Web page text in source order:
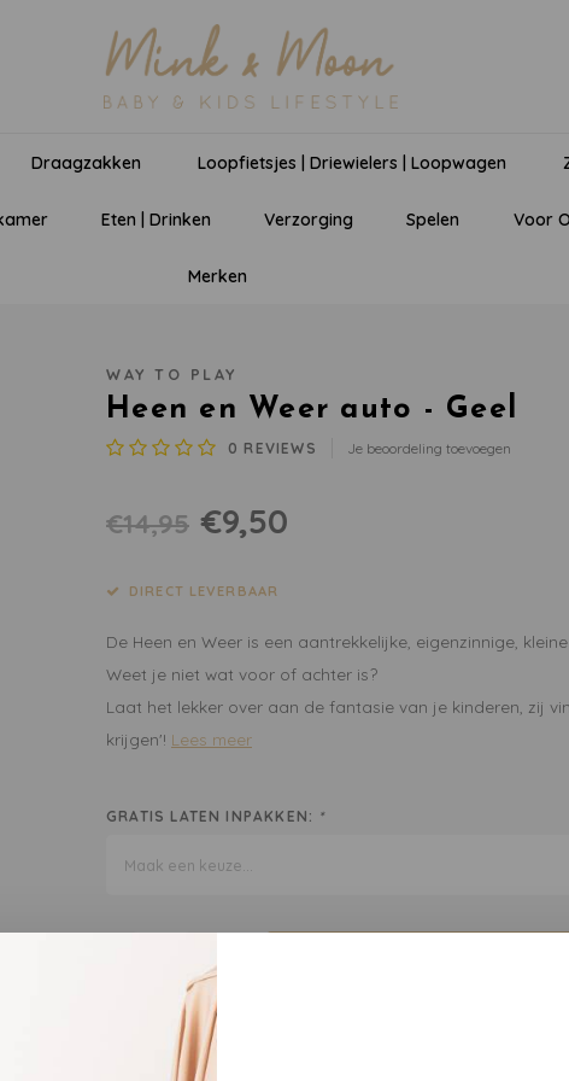
Draagzakken Loopfietsjes | Driewielers | Loopwagen
Eten | Drinken Verzorging Spelen Voor
Merken
WAY TO PLAY
Heen en Weer auto - Geel
0 REVIEWS Je beoordeling toevoegen
€14,95 €9,50
DIRECT LEVERBAAR
De Heen en Weer is een aantrekkelijke, eigenzinnige,
Weet je niet wat voor of achter is?
Laat het lekker over aan de fantasie van je kinderen, zij
krijgen'! Lees meer
GRATIS LATEN INPAKKEN: *
Maak een keuze...
DEEL DIT PRODUCT: